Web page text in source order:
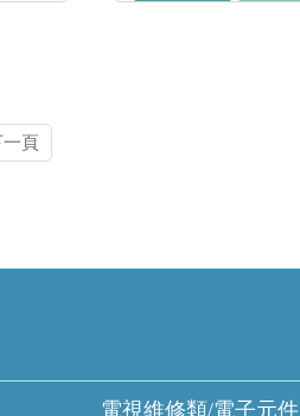
一頁
電視維修類/電子元件